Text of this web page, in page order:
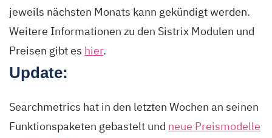
jeweils nächsten Monats kann gekündigt werden.
Weitere Informationen zu den Sistrix Modulen und
Preisen gibt es hier.
Update:
Searchmetrics hat in den letzten Wochen an seinen
Funktionspaketen gebastelt und neue Preismodelle